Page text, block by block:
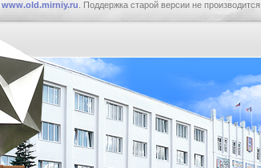
www.old.mirniy.ru . Поддержка старой версии не производится.